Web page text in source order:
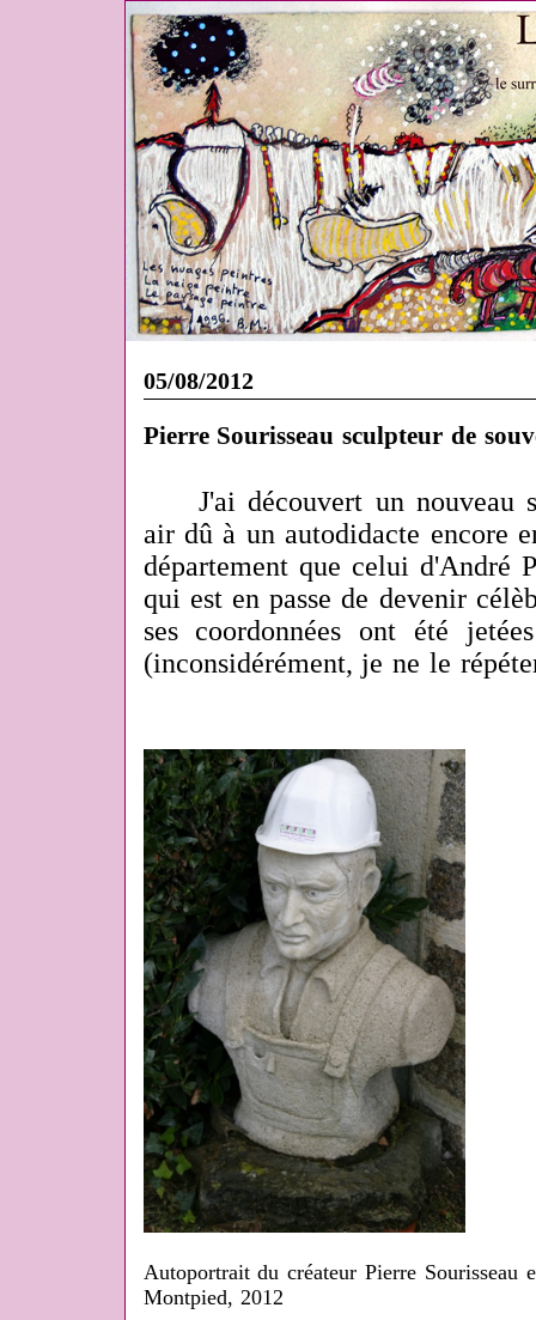
05/08/2012
Pierre Sourisseau sculpteur de
J'ai découvert un nouveau
air dû à un autodidacte encore
département que celui d'André
qui est en passe de devenir
ses coordonnées ont été
(inconsidérément, je ne le
Autoportrait du créateur Pierre Sourisseau
Montpied, 2012